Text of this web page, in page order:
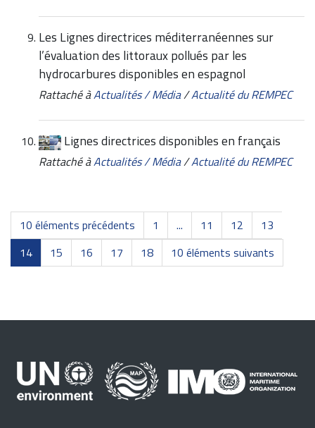
Les Lignes directrices méditerranéennes sur
l’évaluation des littoraux pollués par les
hydrocarbures disponibles en espagnol
Rattaché àActualités / Média/Actualité du REMPEC
Lignes directrices disponibles en français
Rattaché àActualités / Média/Actualité du REMPEC
10 éléments précédents 1 ... 11 12
13
14
15 16 17 18 10 éléments suivants